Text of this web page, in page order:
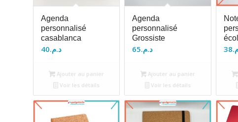
Agenda
personnalisé
casablanca
د.م.40
Ajouter au panier
Voir les détails
Agenda
personnalisé
Grossiste
د.م.65
Ajouter au panier
Voir les détails
38